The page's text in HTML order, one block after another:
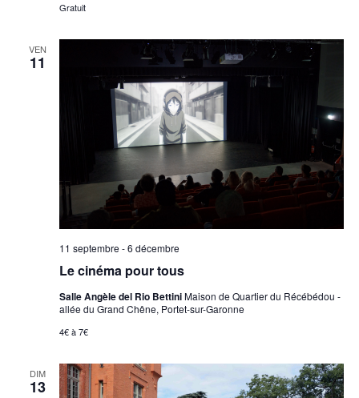
Gratuit
VEN
11
Le cinéma pour tous
11 septembre -6 décembre
Salle Angèle del Rio BettiniMaison de Quartier du Récébédou -
allée du Grand Chêne, Portet-sur-Garonne
4€ à 7€
DIM
13